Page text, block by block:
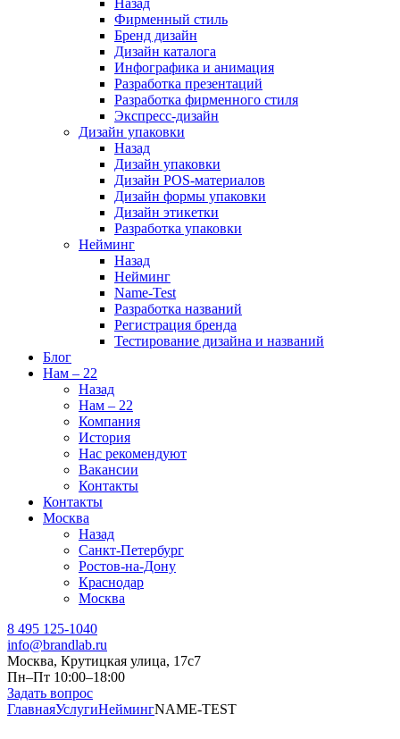
Назад
Фирменный стиль
Бренд дизайн
Дизайн каталога
Инфографика и анимация
Разработка презентаций
Разработка фирменного стиля
Экспресс-дизайн
Дизайн упаковки
Назад
Дизайн упаковки
Дизайн POS-материалов
Дизайн формы упаковки
Дизайн этикетки
Разработка упаковки
Нейминг
Назад
Нейминг
Name-Test
Разработка названий
Регистрация бренда
Тестирование дизайна и названий
Блог
Нам – 22
Назад
Нам – 22
Компания
История
Нас рекомендуют
Вакансии
Контакты
Контакты
Москва
Назад
Санкт-Петербург
Ростов-на-Дону
Краснодар
Москва
8 495 125-1040
info@brandlab.ru
Москва, Крутицкая улица, 17с7
Пн–Пт 10:00–18:00
Задать вопрос
ГлавнаяУслугиНеймингNAME-TEST